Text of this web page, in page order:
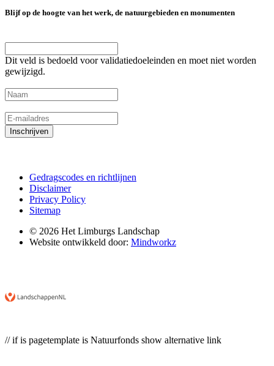
Blijf op de hoogte van het werk, de natuurgebieden en monumenten
Dit veld is bedoeld voor validatiedoeleinden en moet niet worden
gewijzigd.
Inschrijven
Gedragscodes en richtlijnen
Disclaimer
Privacy Policy
Sitemap
© 2026 Het Limburgs Landschap
Website ontwikkeld door: Mindworkz
// if is pagetemplate is Natuurfonds show alternative link